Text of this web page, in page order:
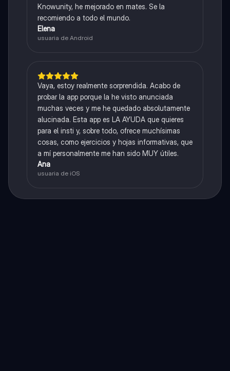
Knowunity, he mejorado en mates. Se la
recomiendo a todo el mundo.
Elena
usuaria de Android
Vaya, estoy realmente sorprendida. Acabo de
probar la app porque la he visto anunciada
muchas veces y me he quedado absolutamente
alucinada. Esta app es LA AYUDA que quieres
para el insti y, sobre todo, ofrece muchísimas
cosas, como ejercicios y hojas informativas, que
a mí personalmente me han sido MUY útiles.
Ana
usuaria de iOS